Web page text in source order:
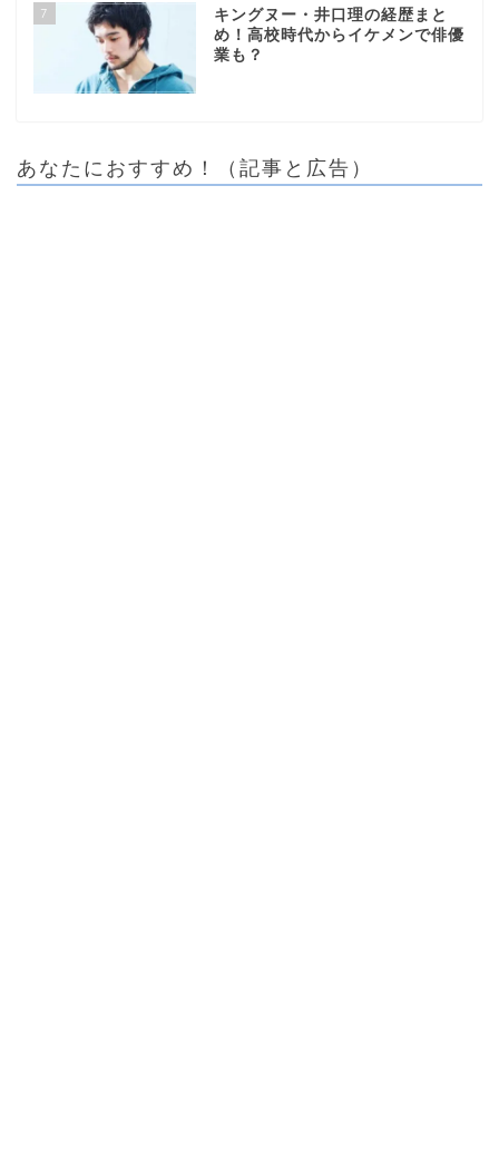
7
キングヌー・井口理の経歴まと
め！高校時代からイケメンで俳優
業も？
あなたにおすすめ！（記事と広告）